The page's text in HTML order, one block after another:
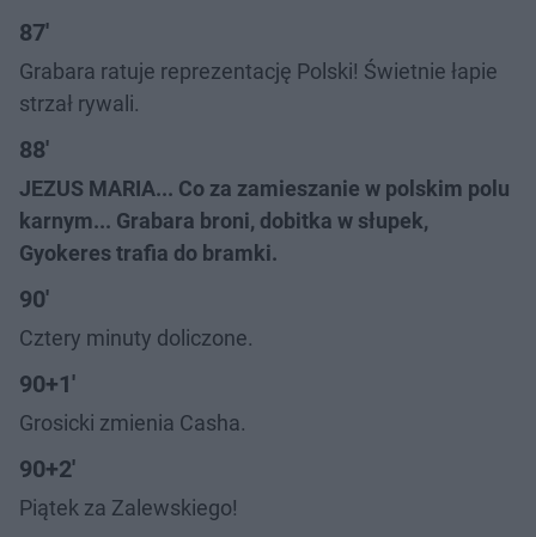
87'
Grabara ratuje reprezentację Polski! Świetnie łapie
strzał rywali.
88'
JEZUS MARIA... Co za zamieszanie w polskim polu
karnym... Grabara broni, dobitka w słupek,
Gyokeres trafia do bramki.
90'
Cztery minuty doliczone.
90+1'
Grosicki zmienia Casha.
90+2'
Piątek za Zalewskiego!